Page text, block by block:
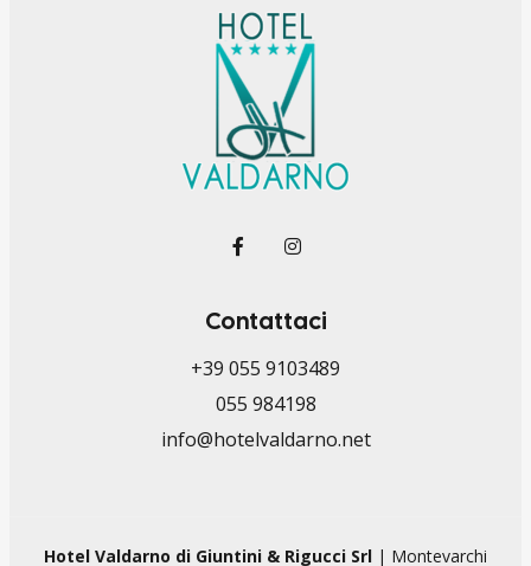
Contattaci
+39 055 9103489
055 984198
info@hotelvaldarno.net
Hotel Valdarno di Giuntini & Rigucci Srl | Montevarchi